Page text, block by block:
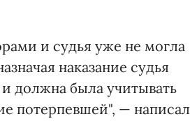
и судья уже не могла
наказание судья
должна была учитывать
потерпевшей", — написал